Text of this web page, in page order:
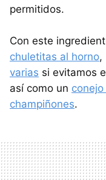
permitidos.
Con este
chuletitas al horno,
varias si evitamos
así como un
champiñones.